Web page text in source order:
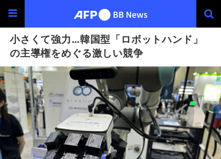
小さくて強力…韓国型「ロボットハンド」
の主導権をめぐる激しい競争